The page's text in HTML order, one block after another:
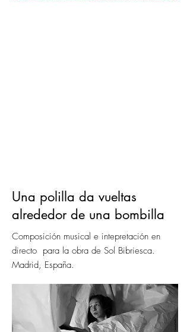
Una polilla da vueltas
alrededor de una bombilla
Composición ​musical e intepretación en
directo para la obra de Sol Bibriesca.
Madrid, España.